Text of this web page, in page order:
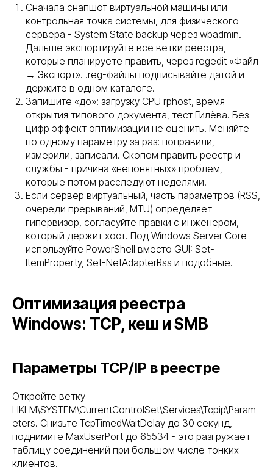
Сначала снапшот виртуальной машины или
контрольная точка системы, для физического
сервера - System State backup через wbadmin.
Дальше экспортируйте все ветки реестра,
которые планируете править, через regedit «Файл
→ Экспорт». .reg-файлы подписывайте датой и
держите в одном каталоге.
Запишите «до»: загрузку CPU rphost, время
открытия типового документа, тест Гилёва. Без
цифр эффект оптимизации не оценить. Меняйте
по одному параметру за раз: поправили,
измерили, записали. Скопом править реестр и
службы - причина «непонятных» проблем,
которые потом расследуют неделями.
Если сервер виртуальный, часть параметров (RSS,
очереди прерываний, MTU) определяет
гипервизор, согласуйте правки с инженером,
который держит хост. Под Windows Server Core
используйте PowerShell вместо GUI: Set-
ItemProperty, Set-NetAdapterRss и подобные.
Оптимизация реестра
Windows: TCP, кеш и SMB
Параметры TCP/IP в реестре
Откройте ветку
HKLM\SYSTEM\CurrentControlSet\Services\Tcpip\Param
eters. Снизьте TcpTimedWaitDelay до 30 секунд,
поднимите MaxUserPort до 65534 - это разгружает
таблицу соединений при большом числе тонких
клиентов.